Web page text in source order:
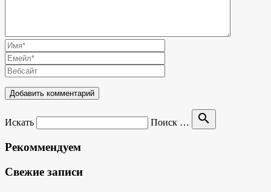
Искать Поиск … search
Рекоммендуем
Свежие записи